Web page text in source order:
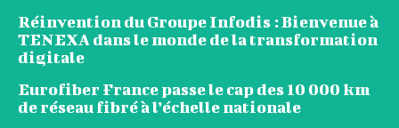
Réinvention du Groupe Infodis : Bienvenue à
TENEXA dans le monde de la transformation
digitale
Eurofiber France passe le cap des 10 000 km
de réseau fibré à l’échelle nationale